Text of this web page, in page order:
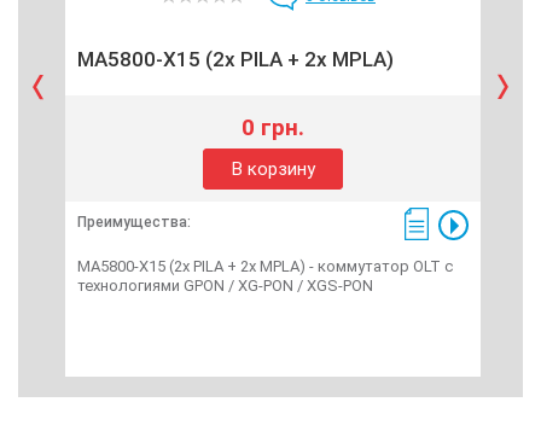
MA5800-X15 (2x PILA + 2x MPLA)
0 грн.
В корзину
Преимущества:
MA5800-X15 (2x PILA + 2x MPLA) - коммутатор OLT с
технологиями GPON / XG-PON / XGS-PON